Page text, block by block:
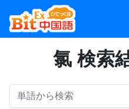
氯 検索